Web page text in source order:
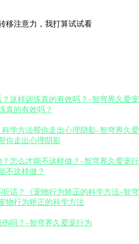
移注意力，我打算试试看
真的有效吗？
你走出心理阴影
不这样做？
物行为矫正的科学方法